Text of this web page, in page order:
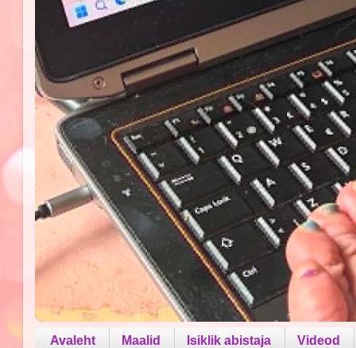
Avaleht Maalid Isiklik abistaja Videod